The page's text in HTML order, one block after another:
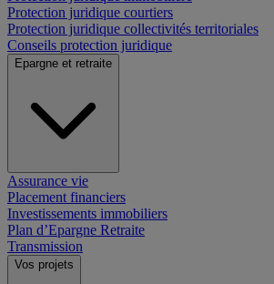
Protection juridique courtiers
Protection juridique collectivités territoriales
Conseils protection juridique
Epargne et retraite
Assurance vie
Placement financiers
Investissements immobiliers
Plan d’Epargne Retraite
Transmission
Vos projets